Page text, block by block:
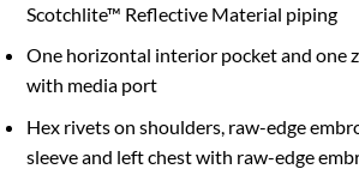
Scotchlite™ Reflective Material piping
One horizontal interior pocket and one
with media port
Hex rivets on shoulders, raw-edge
sleeve and left chest with raw-edge